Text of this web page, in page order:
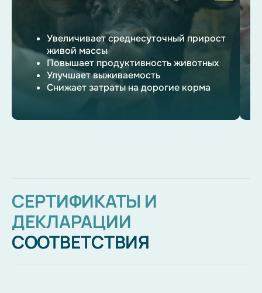
Увеличивает среднесуточный прирост
живой массы
Повышает продуктивность животных
Улучшает выживаемость
Снижает затраты на дорогие корма
СЕРТИФИКАТЫ И
ДЕКЛАРАЦИИ
СООТВЕТСТВИЯ